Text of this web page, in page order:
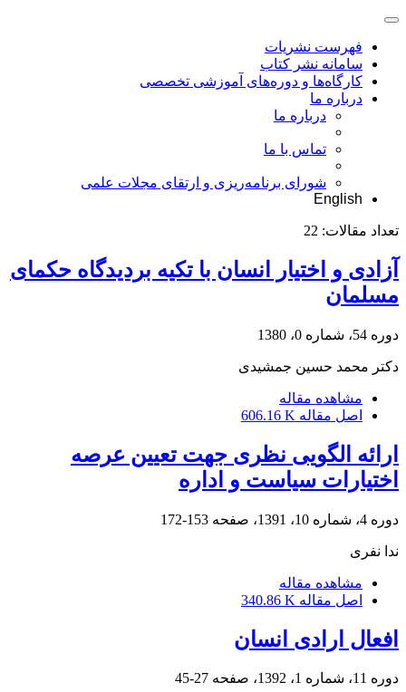
فهرست نشریات
سامانه نشر کتاب
کارگاه‌ها و دوره‌های آموزشی تخصصی
درباره ما
درباره ما
تماس با ما
شورای برنامه‌ریزی و ارتقای مجلات علمی
English
تعداد مقالات: 22
آزادی و اختیار انسان با تکیه بردیدگاه حکمای
مسلمان
دوره 54، شماره 0، 1380
دکتر محمد حسین جمشیدی
مشاهده مقاله
اصل مقاله 606.16 K
ارائه الگویی نظری جهت تعیین عرصه
اختیارات سیاست و اداره
دوره 4، شماره 10، 1391، صفحه 153-172
ندا نفری
مشاهده مقاله
اصل مقاله 340.86 K
افعال ارادی انسان
دوره 11، شماره 1، 1392، صفحه 27-45